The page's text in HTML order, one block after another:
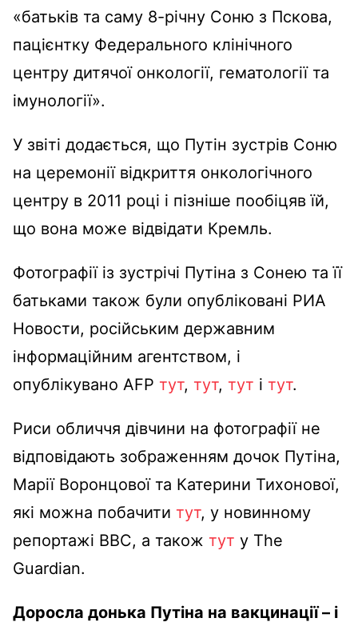
«батьків та саму 8-річну Соню з Пскова,
пацієнтку Федерального клінічного
центру дитячої онкології, гематології та
імунології».
У звіті додається, що Путін зустрів Соню
на церемонії відкриття онкологічного
центру в 2011 році і пізніше пообіцяв їй,
що вона може відвідати Кремль.
Фотографії із зустрічі Путіна з Сонею та її
батьками також були опубліковані РИА
Новости, російським державним
інформаційним агентством, і
опублікувано AFP тут, тут, тут і тут.
Риси обличчя дівчини на фотографії не
відповідають зображенням дочок Путіна,
Марії Воронцової та Катерини Тихонової,
які можна побачити тут, у новинному
репортажі BBC, а також тут у The
Guardian.
Доросла донька Путіна на вакцинації – і